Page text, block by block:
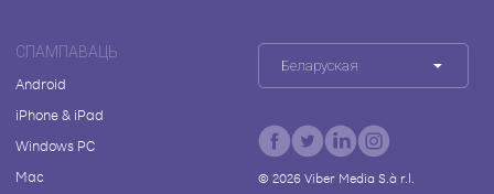
СПАМПАВАЦЬ
Android
iPhone & iPad
Windows PC
Mac
Беларуская
© 2026Viber Media S.à r.l.